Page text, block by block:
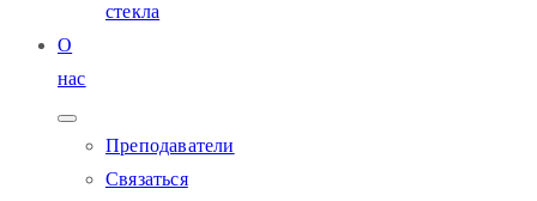
стекла
О
нас
Преподаватели
Связаться